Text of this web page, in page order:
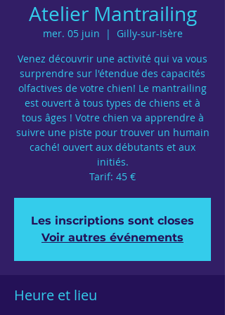
Atelier Mantrailing
mer. 05 juin
  |
Gilly-sur-Isère
Venez découvrir une activité qui va vous
surprendre sur l'étendue des capacités
olfactives de votre chien! Le mantrailing
est ouvert à tous types de chiens et à
tous âges ! Votre chien va apprendre à
suivre une piste pour trouver un humain
caché! ouvert aux débutants et aux
initiés.
Tarif: 45 €
Les inscriptions sont closes
Voir autres événements
Heure et lieu